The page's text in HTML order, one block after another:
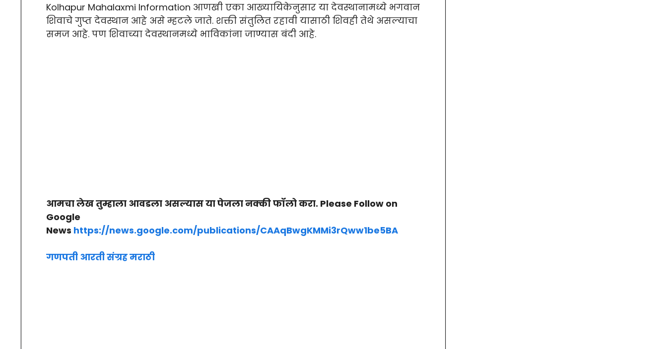
Kolhapur Mahalaxmi Information आणखी एका आख्यायिकेनुसार या देवस्थानामध्ये भगवान
शिवाचे गुप्त देवस्थान आहे असे म्हटले जाते. शक्ती संतुलित रहावी यासाठी शिवही तेथे असल्याचा
समज आहे. पण शिवाच्या देवस्थानमध्ये भाविकांना जाण्यास बंदी आहे.
आमचा लेख तुम्हाला आवडला असल्यास या पेजला नक्की फॉलो करा. Please Follow on
Google
News https://news.google.com/publications/CAAqBwgKMMi3rQww1be5BA
गणपती आरती संग्रह मराठी